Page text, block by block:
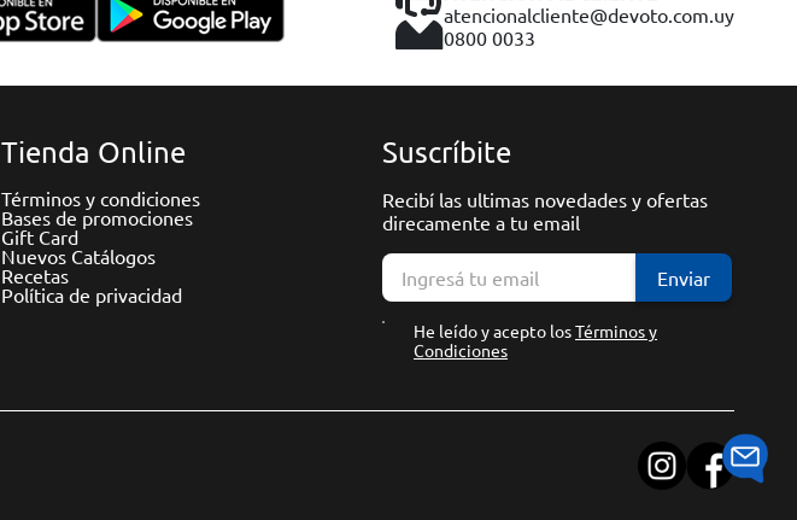
atencionalcliente@devoto.com.uy
0800 0033
Tienda Online
Términos y condiciones
Bases de promociones
Gift Card
Nuevos Catálogos
Recetas
Política de privacidad
Suscríbite
Recibí las ultimas novedades y ofertas
direcamente a tu email
Enviar
He leído y acepto losTérminos y
Condiciones